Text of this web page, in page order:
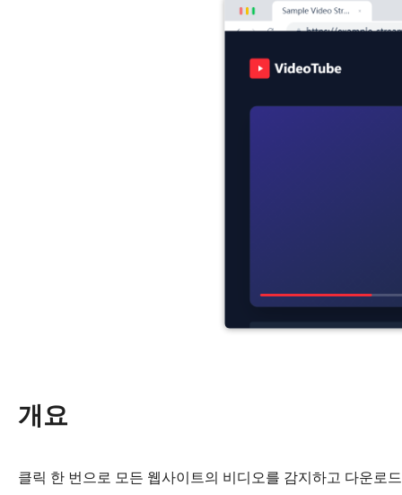
개요
클릭 한 번으로 모든 웹사이트의 비디오를 감지하고 다운로